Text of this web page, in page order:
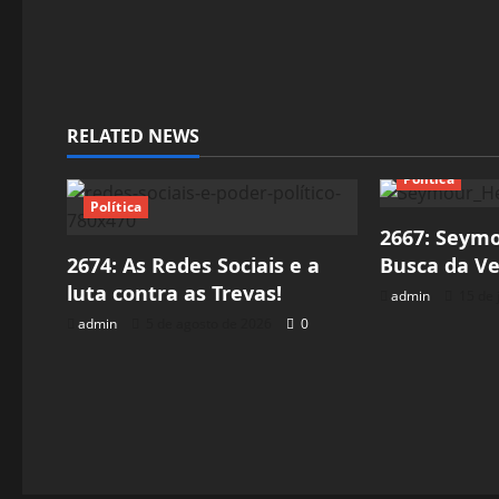
RELATED NEWS
Política
2674: As Redes Sociais e a
luta contra as Trevas!
admin 0
Política
2667:
Busca da
admin